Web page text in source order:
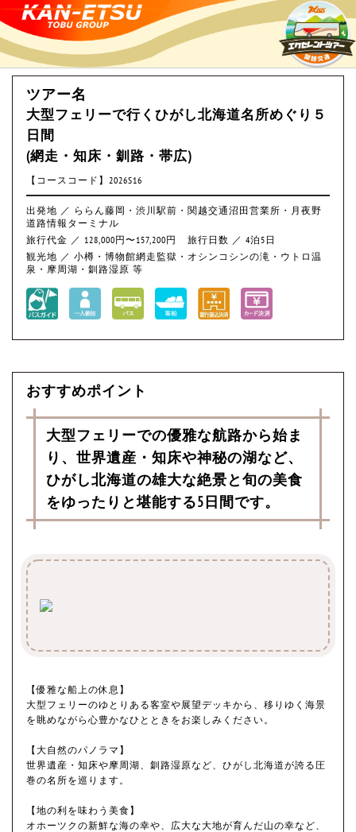
ツアー名
大型フェリーで行くひがし北海道名所めぐり５
日間
(網走・知床・釧路・帯広)
【コースコード】2026S16
出発地 ／ ららん藤岡・渋川駅前・関越交通沼田営業所・月夜野
道路情報ターミナル
旅行代金 ／ 128,000円〜157,200円
旅行日数 ／ 4泊5日
観光地 ／ 小樽・博物館網走監獄・オシンコシンの滝・ウトロ温
泉・摩周湖・釧路湿原 等
おすすめポイント
大型フェリーでの優雅な航路から始ま
り、世界遺産・知床や神秘の湖など、
ひがし北海道の雄大な絶景と旬の美食
をゆったりと堪能する5日間です。
【優雅な船上の休息】
大型フェリーのゆとりある客室や展望デッキから、移りゆく海景
を眺めながら心豊かなひとときをお楽しみください。
【大自然のパノラマ】
世界遺産・知床や摩周湖、釧路湿原など、ひがし北海道が誇る圧
巻の名所を巡ります。
【地の利を味わう美食】
オホーツクの新鮮な海の幸や、広大な大地が育んだ山の幸など、